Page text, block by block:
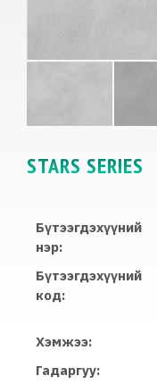
STARS SERIES
Бүтээгдэхүүний
нэр:
Бүтээгдэхүүний
код:
Хэмжээ:
Гадаргуу: